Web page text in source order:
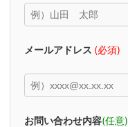
メールアドレス (必須)
お問い合わせ内容(任意)